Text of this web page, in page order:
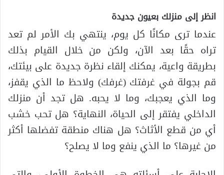
انظر إلى منزلك بعيون جديدة
عندما ترى مكانًا كل يوم، ينتهي بك الأمر لم تعد
تراه حقًا بعد الآن، ولكن من خلال القيام بذلك
بطريقة واعية، يمكنك إلقاء نظرة جديدة على بيئتك،
قم بجولة في غرفتك (غرفك) ولاحظ ما الذي يقفز،
وما الذي يعجبك، وما لا يحبه. هل تجد أن منزلك
الداخلي يفتقر إلى الحياة، النهاية؟ هل تحب خشب
أي من قطع الأثاث؟ هل هناك منطقة تفضلها أكثر
من غيرها؟ ما الذي ينفع وما لا يصلح؟